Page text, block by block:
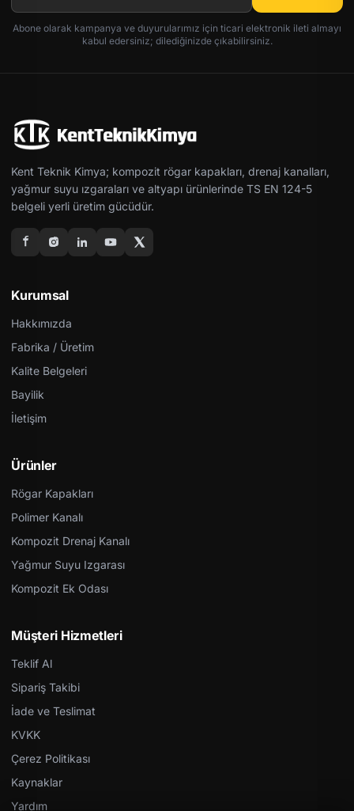
Abone olarak kampanya ve duyurularımız için ticari elektronik ileti almayı
kabul edersiniz; dilediğinizde çıkabilirsiniz.
Kent Teknik Kimya; kompozit rögar kapakları, drenaj kanalları,
yağmur suyu ızgaraları ve altyapı ürünlerinde TS EN 124-5
belgeli yerli üretim gücüdür.
Kurumsal
Hakkımızda
Fabrika / Üretim
Kalite Belgeleri
Bayilik
İletişim
Ürünler
Rögar Kapakları
Polimer Kanalı
Kompozit Drenaj Kanalı
Yağmur Suyu Izgarası
Kompozit Ek Odası
Müşteri Hizmetleri
Teklif Al
Sipariş Takibi
İade ve Teslimat
KVKK
Çerez Politikası
Kaynaklar
Yardım